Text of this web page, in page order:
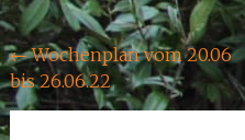
Beitragsnavigation
←Wochenplan vom 20.06
bis 26.06.22